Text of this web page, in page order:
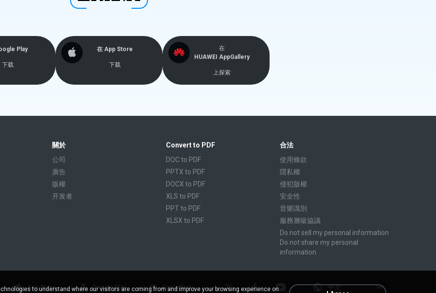
Play
下载
在 App Store
下载
在
HUAWEI AppGallery
上探索
關於
公司
廣告
版權
开发者
Convert to PDF
DOC to PDF
PPTX to PDF
DOCX to PDF
XLS to PDF
PPT to PDF
XLSX to PDF
RTF to PDF
合法
使用條款
隱私權
侵犯版權
安全性
音樂識別
服務層級協議
Do not sell my personal information
Do not share my personal
information
中文
AppGallery
Google Play
App Store
to understand where our visitors are coming from and improve your browsing experience on